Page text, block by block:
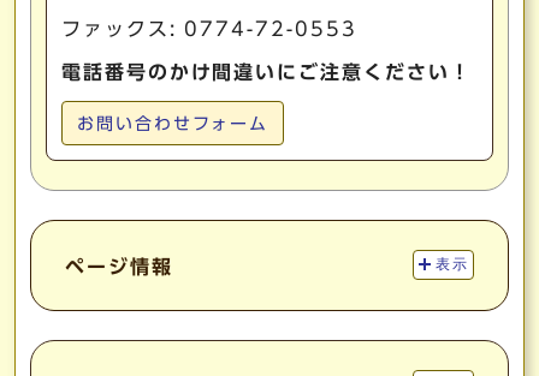
ファックス: 0774-72-0553
電話番号のかけ間違いにご注意ください！
お問い合わせフォーム
ページ情報 表示